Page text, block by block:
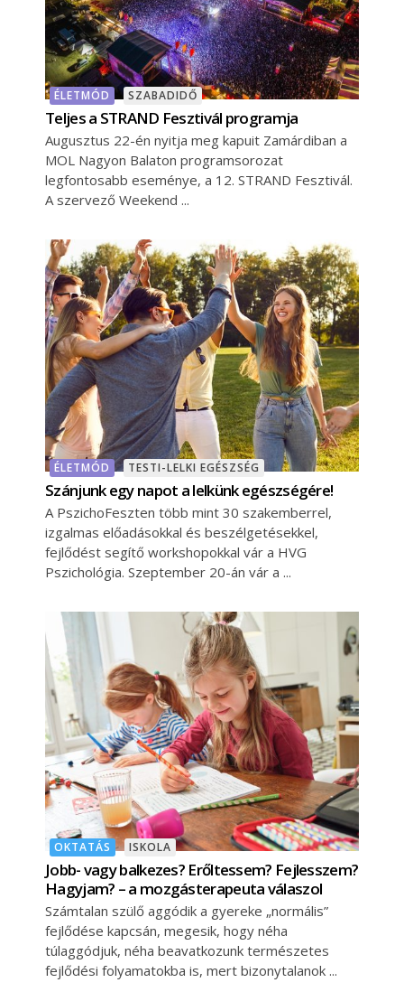
ÉLETMÓD SZABADIDŐ
Teljes a STRAND Fesztivál programja
Augusztus 22-én nyitja meg kapuit Zamárdiban a
MOL Nagyon Balaton programsorozat
legfontosabb eseménye, a 12. STRAND Fesztivál.
A szervező Weekend
ÉLETMÓD TESTI-LELKI EGÉSZSÉG
Szánjunk egy napot a lelkünk egészségére!
A PszichoFeszten több mint 30 szakemberrel,
izgalmas előadásokkal és beszélgetésekkel,
fejlődést segítő workshopokkal vár a HVG
Pszichológia. Szeptember 20-án vár a
OKTATÁS ISKOLA
Jobb- vagy balkezes? Erőltessem? Fejlesszem?
Hagyjam? – a mozgásterapeuta válaszol
Számtalan szülő aggódik a gyereke „normális”
fejlődése kapcsán, megesik, hogy néha
túlaggódjuk, néha beavatkozunk természetes
fejlődési folyamatokba is, mert bizonytalanok